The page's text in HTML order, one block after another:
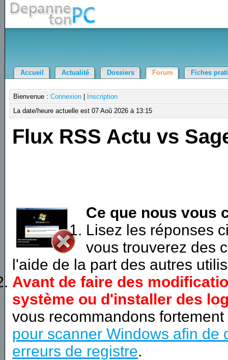
Accueil Actualité Dossiers Forum Fiches
Bienvenue :Connexion
Inscription
La date/heure actuelle est 07 Aoû 2026 à 13:15
Flux RSS Actu vs
Ce que nous vous
Lisez les réponses
vous trouverez des
l'aide de la part des autres
Avant de faire des
système ou d'installer des
vous recommandons
pour scanner Windows afin de
erreurs de registre.